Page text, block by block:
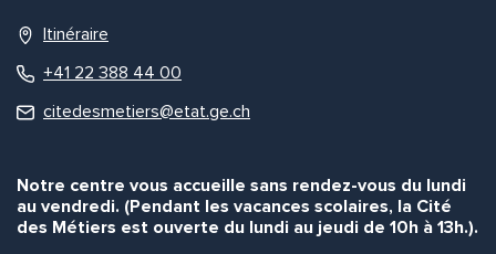
Itinéraire
+41 22 388 44 00
citedesmetiers@etat.ge.ch
Notre centre vous accueille sans rendez-vous du lundi
au vendredi. (Pendant les vacances scolaires, la Cité
des Métiers est ouverte du lundi au jeudi de 10h à 13h.).